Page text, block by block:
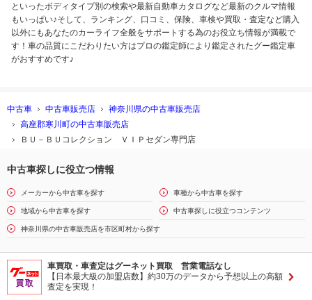
といったボディタイプ別の検索や最新自動車カタログなど最新のクルマ情報
もいっぱい♪そして、ランキング、口コミ、保険、車検や買取・査定など購入
以外にもあなたのカーライフ全般をサポートする為のお役立ち情報が満載で
す！車の品質にこだわりたい方はプロの鑑定師により鑑定されたグー鑑定車
がおすすめです♪
中古車 中古車販売店
神奈川県の中古車販売店
高座郡寒川町の中古車販売店
ＢＵ－ＢＵコレクション ＶＩＰセダン専門店
中古車探しに役立つ情報
メーカーから中古車を探す 車種から中古車を探す
地域から中古車を探す 中古車探しに役立つコンテンツ
神奈川県の中古車販売店を市区町村から探す
車買取・車査定はグーネット買取 営業電話なし
【日本最大級の加盟店数】約30万のデータから予想以上の高額
査定を実現！